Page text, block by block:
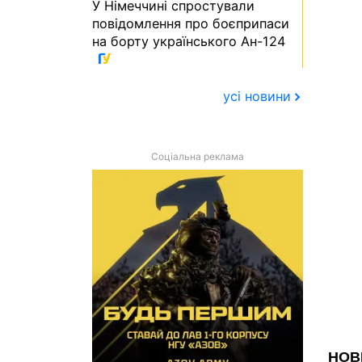
У Німеччині спростували
повідомлення про боєприпаси
на борту українського Ан-124
усі новини
Соціальна реклама